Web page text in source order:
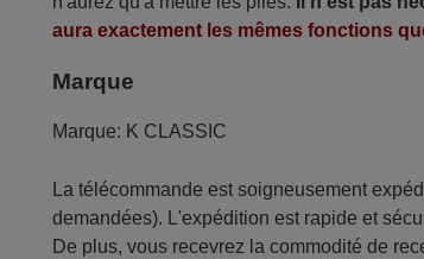
aura exactement les mêmes fonctions
Marque
Marque: K CLASSIC
La télécommande est soigneusement
demandées). L'expédition est rapide et
De plus, vous recevrez la commodité de